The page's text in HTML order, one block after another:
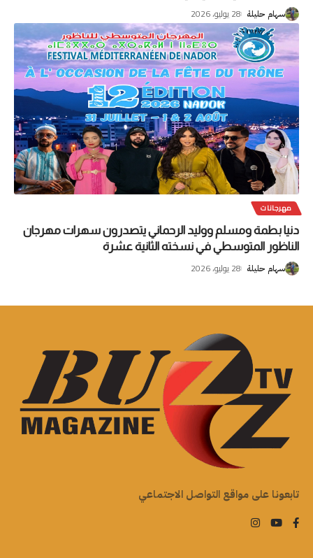
سهام حليلة 28 يوليو، 2026
مهرجانات
دنيا بطمة ومسلم ووليد الرحماني يتصدرون سهرات مهرجان
الناظور المتوسطي في نسخته الثانية عشرة
سهام حليلة 28 يوليو، 2026
تابعونا على مواقع التواصل الاجتماعي